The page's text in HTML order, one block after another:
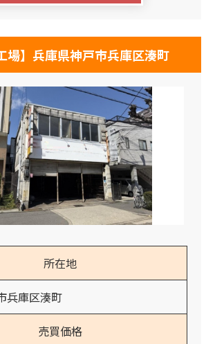
場】兵庫県神戸市兵庫区湊町
所在地
兵庫区湊町
売買価格